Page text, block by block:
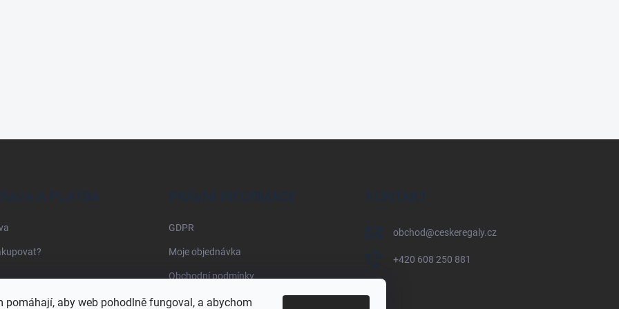
pomáhají, aby web pohodlně fungoval, a abychom
A PLATBA PRÁVNÍ INFORMACE
GDPR
Moje objednávka
Obchodní podmínky
KONTAKT
obchod@ceskeregaly.cz
+420 608 250 881